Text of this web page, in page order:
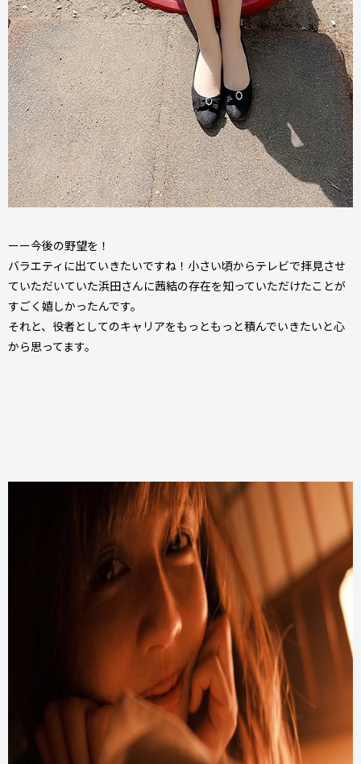
ーー今後の野望を！
バラエティに出ていきたいですね！小さい頃からテレビで拝見させ
ていただいていた浜田さんに茜結の存在を知っていただけたことが
すごく嬉しかったんです。
それと、役者としてのキャリアをもっともっと積んでいきたいと心
から思ってます。